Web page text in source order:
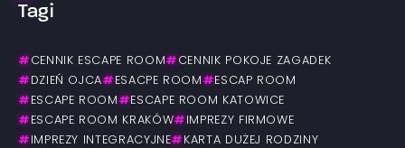
Tagi
# CENNIK ESCAPE ROOM # CENNIK POKOJE ZAGADEK
# DZIEŃ OJCA# ESACPE ROOM # ESCAP ROOM
# ESCAPE ROOM # ESCAPE ROOM KATOWICE
# ESCAPE ROOM KRAKÓW# IMPREZY FIRMOWE
# IMPREZY INTEGRACYJNE# KARTA DUŻEJ RODZINY